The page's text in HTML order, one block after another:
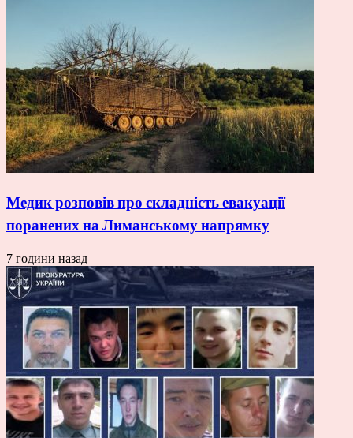
Медик розповів про складність евакуації
поранених на Лиманському напрямку
7 години назад